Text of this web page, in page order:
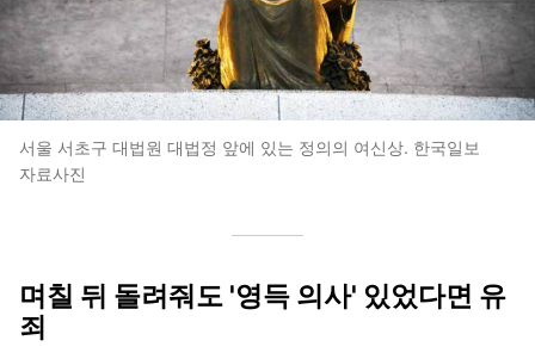
서울 서초구 대법원 대법정 앞에 있는 정의의 여신상. 한국일보
자료사진
며칠 뒤 돌려줘도 '영득 의사' 있었다면 유
죄